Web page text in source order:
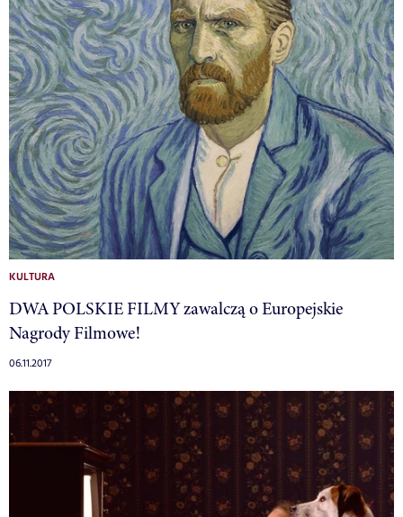
KULTURA
DWA POLSKIE FILMY zawalczą o Europejskie
Nagrody Filmowe!
06.11.2017